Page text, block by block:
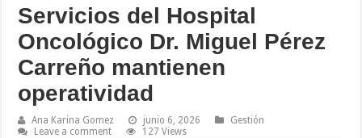
Servicios del Hospital
Oncológico Dr. Miguel Pérez
Carreño mantienen
operatividad
Ana Karina Gomez junio 6, 2026
Gestión
Leave a comment
127 Views